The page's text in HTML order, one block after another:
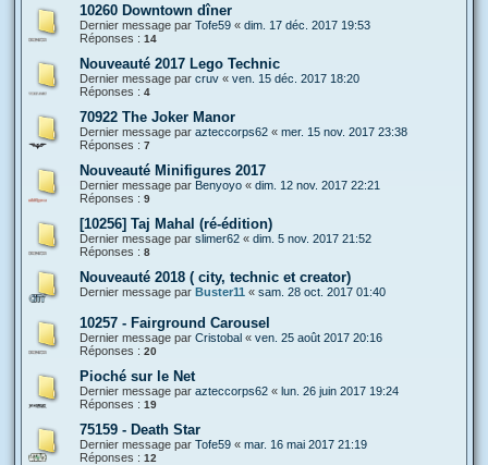
10260 Downtown dîner
Dernier message par Tofe59 « dim. 17 déc. 2017 19:53
Réponses : 14
Nouveauté 2017 Lego Technic
Dernier message par cruv « ven. 15 déc. 2017 18:20
Réponses : 4
70922 The Joker Manor
Dernier message par azteccorps62 « mer. 15 nov. 2017 23:38
Réponses : 7
Nouveauté Minifigures 2017
Dernier message par Benyoyo « dim. 12 nov. 2017 22:21
Réponses : 9
[10256] Taj Mahal (ré-édition)
Dernier message par slimer62 « dim. 5 nov. 2017 21:52
Réponses : 8
Nouveauté 2018 ( city, technic et creator)
Dernier message par Buster11 « sam. 28 oct. 2017 01:40
10257 - Fairground Carousel
Dernier message par Cristobal « ven. 25 août 2017 20:16
Réponses : 20
Pioché sur le Net
Dernier message par azteccorps62 « lun. 26 juin 2017 19:24
Réponses : 19
75159 - Death Star
Dernier message par Tofe59 « mar. 16 mai 2017 21:19
Réponses : 12